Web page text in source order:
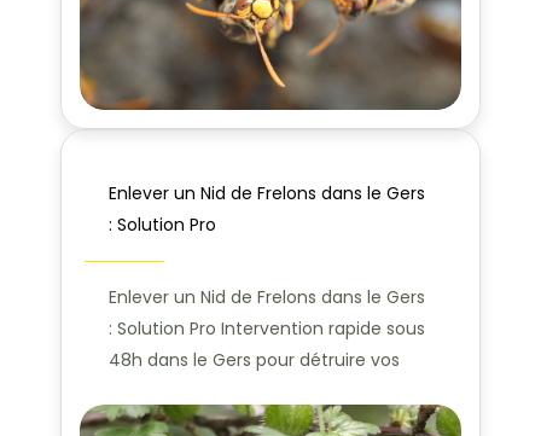
Enlever un Nid de Frelons dans le Gers
: Solution Pro
Enlever un Nid de Frelons dans le Gers
: Solution Pro Intervention rapide sous
48h dans le Gers pour détruire vos